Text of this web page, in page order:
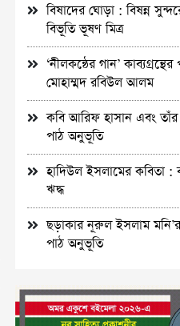
বিষাদের ঘোড়া : বিষন্ন
বিভূতি ভূষণ মিত্র
‘নীলকন্ঠের গান’
মোহাম্মদ রবিউল আলম
কবি আরিফ হাসান এবং
পাঠ অনুভূতি
হাদিউল ইসলামের কবিতা :
ঋদ্ধ
ছড়াকার নূরুল ইসলাম
পাঠ অনুভূতি